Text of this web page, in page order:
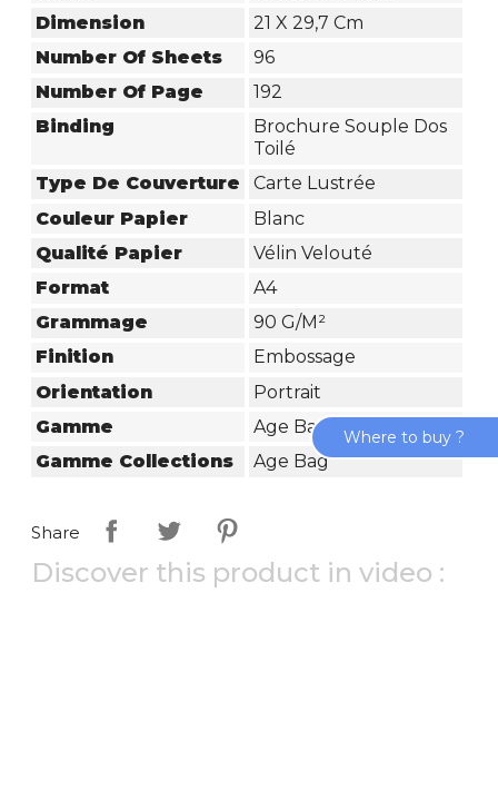
Dimension
21 X 29,7 Cm
Number Of Sheets
96
Number Of Page
192
Binding
Brochure Souple Dos
Toilé
Type De Couverture
Carte Lustrée
Couleur Papier
Blanc
Qualité Papier
Vélin Velouté
Format
A4
Grammage
90 G/m²
Finition
Embossage
Orientation
Portrait
Gamme
Age Bag
Gamme Collections
Age Bag
Share
Discover this product in video :
Where to buy ?